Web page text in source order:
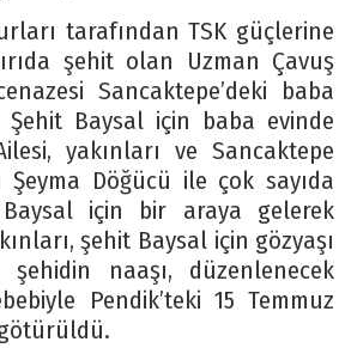
tarafından TSK güçlerine
şehit olan Uzman Çavuş
Sancaktepe’deki baba
Şehit Baysal için baba evinde
yakınları ve Sancaktepe
Şeyma Döğücü ile çok sayıda
için bir araya gelerek
şehit Baysal için gözyaşı
şehidin naaşı, düzenlenecek
Pendik’teki 15 Temmuz